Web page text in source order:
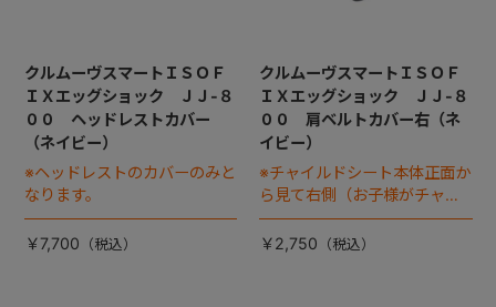
クルムーヴスマートＩＳＯＦ
ＩＸエッグショック ＪＪ-８
００ ヘッドレストカバー
（ネイビー）
※ヘッドレストのカバーのみと
なります。
￥7,700
クルムーヴスマートＩＳＯＦ
ＩＸエッグショック ＪＪ-８
００ 肩ベルトカバー右（ネ
イビー）
※チャイルドシート本体正面か
ら見て右側（お子様がチャイ
ルドシートに座った状態で左
手側となります）
￥2,750